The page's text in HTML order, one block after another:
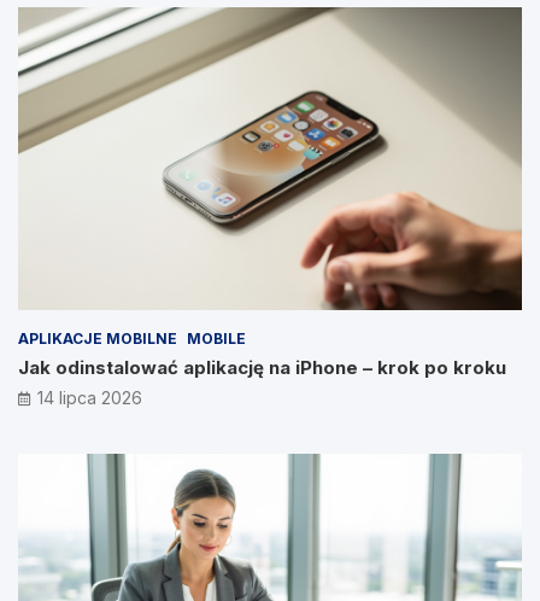
APLIKACJE MOBILNE MOBILE
Jak odinstalować aplikację na iPhone – krok po kroku
14 lipca 2026